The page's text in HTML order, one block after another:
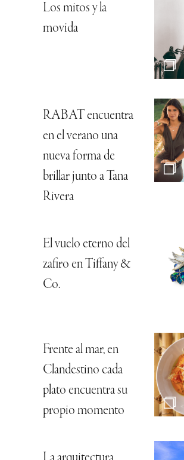
Los mitos y la
movida
RABAT encuentra
en el verano una
nueva forma de
brillar junto a Tana
Rivera
El vuelo eterno del
zafiro en Tiffany &
Co.
Frente al mar, en
Clandestino cada
plato encuentra su
propio momento